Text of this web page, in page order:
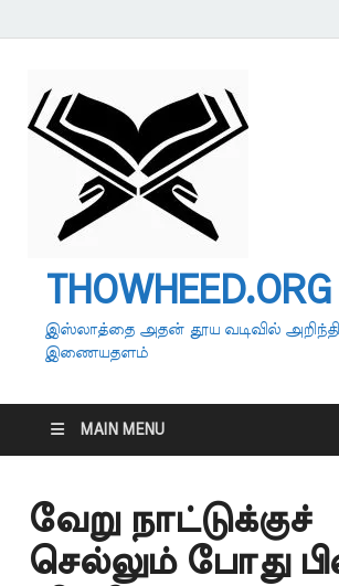
THOWHEED.ORG
இஸ்லாத்தை அதன் தூய வடிவில்
இணையதளம்
MAIN MENU
வேறு நாட்டுக்குச்
செல்லும் போது